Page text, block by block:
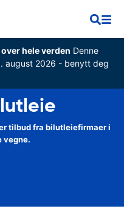
hele verden Denne
august 2026 - benytt deg
tilbud fra bilutleiefirmaer i
vegne.